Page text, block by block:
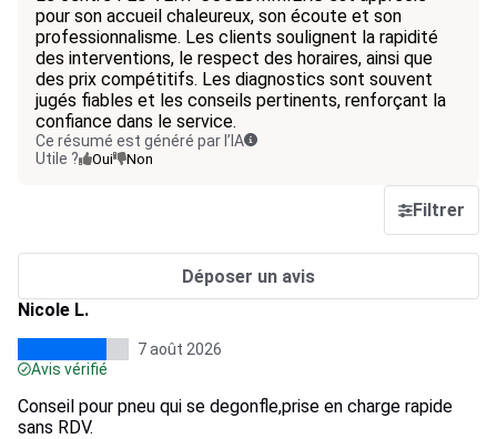
pour son accueil chaleureux, son écoute et son
professionnalisme. Les clients soulignent la rapidité
des interventions, le respect des horaires, ainsi que
des prix compétitifs. Les diagnostics sont souvent
jugés fiables et les conseils pertinents, renforçant la
confiance dans le service.
Ce résumé est généré par l’IA
Utile ?
Oui Non
Filtrer
Déposer un avis
Nicole L.
7 août 2026
Avis vérifié
Conseil pour pneu qui se degonfle,prise en charge rapide
sans RDV.